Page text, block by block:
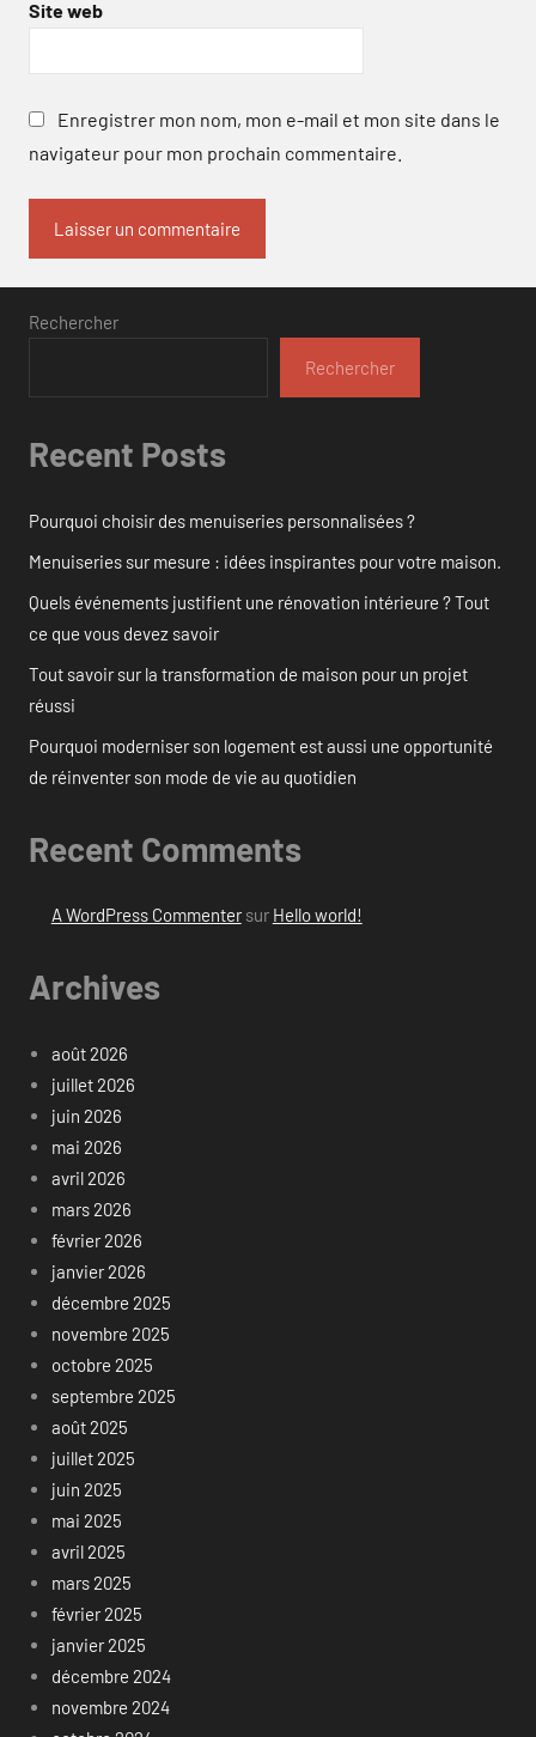
Site web
Enregistrer mon nom, mon e-mail et mon site dans le
navigateur pour mon prochain commentaire.
Rechercher
Rechercher
Recent Posts
Pourquoi choisir des menuiseries personnalisées ?
Menuiseries sur mesure : idées inspirantes pour votre maison.
Quels événements justifient une rénovation intérieure ? Tout
ce que vous devez savoir
Tout savoir sur la transformation de maison pour un projet
réussi
Pourquoi moderniser son logement est aussi une opportunité
de réinventer son mode de vie au quotidien
Recent Comments
A WordPress Commentersur Hello world!
Archives
août 2026
juillet 2026
juin 2026
mai 2026
avril 2026
mars 2026
février 2026
janvier 2026
décembre 2025
novembre 2025
octobre 2025
septembre 2025
août 2025
juillet 2025
juin 2025
mai 2025
avril 2025
mars 2025
février 2025
janvier 2025
décembre 2024
novembre 2024